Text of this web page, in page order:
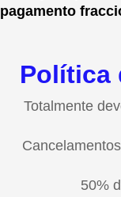
pagamento
Política
Totalmente
50%